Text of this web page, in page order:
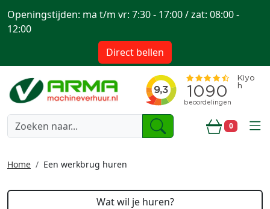
0
Openingstijden: ma t/m vr: 7:30 - 17:00 / zat: 08:00 -
12:00
Direct bellen
Home Een werkbrug huren
Wat wil je huren?